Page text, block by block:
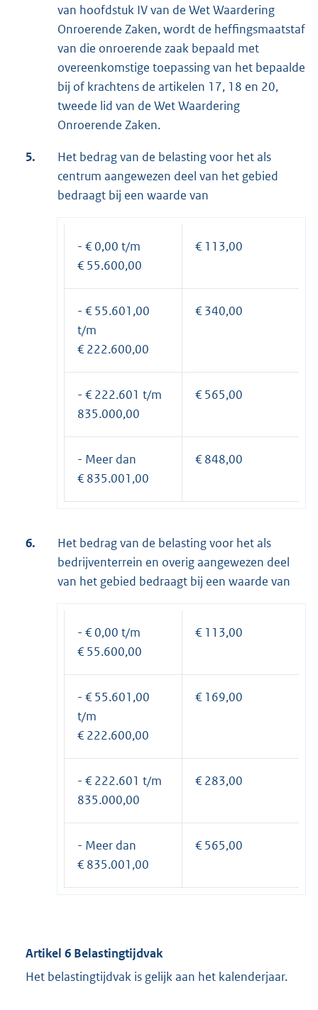
van hoofdstuk IV van de Wet Waardering
Onroerende Zaken, wordt de heffingsmaatstaf
van die onroerende zaak bepaald met
overeenkomstige toepassing van het bepaalde
bij of krachtens de artikelen 17, 18 en 20,
tweede lid van de Wet Waardering
Onroerende Zaken.
5.
Het bedrag van de belasting voor het als
centrum aangewezen deel van het gebied
bedraagt bij een waarde van
- € 0,00 t/m
€ 55.600,00
€ 113,00
- € 55.601,00
t/m
€ 222.600,00
€ 340,00
- € 222.601 t/m
835.000,00
€ 565,00
- Meer dan
€ 835.001,00
€ 848,00
6.
Het bedrag van de belasting voor het als
bedrijventerrein en overig aangewezen deel
van het gebied bedraagt bij een waarde van
- € 0,00 t/m
€ 55.600,00
€ 113,00
- € 55.601,00
t/m
€ 222.600,00
€ 169,00
- € 222.601 t/m
835.000,00
€ 283,00
- Meer dan
€ 835.001,00
€ 565,00
Artikel 6 Belastingtijdvak
Het belastingtijdvak is gelijk aan het kalenderjaar.